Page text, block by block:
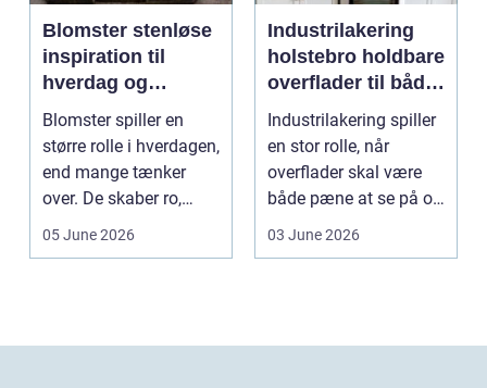
Blomster stenløse
inspiration til
hverdag og
særlige øjeblikke
Blomster spiller en
større rolle i hverdagen,
end mange tænker
over. De skaber ro,
glæde og nærvær, ...
05 June 2026
Industrilakering
holstebro holdbare
overflader til både
erhverv og private
Industrilakering spiller
en stor rolle, når
overflader skal være
både pæne at se på og
stærke nok ti...
03 June 2026